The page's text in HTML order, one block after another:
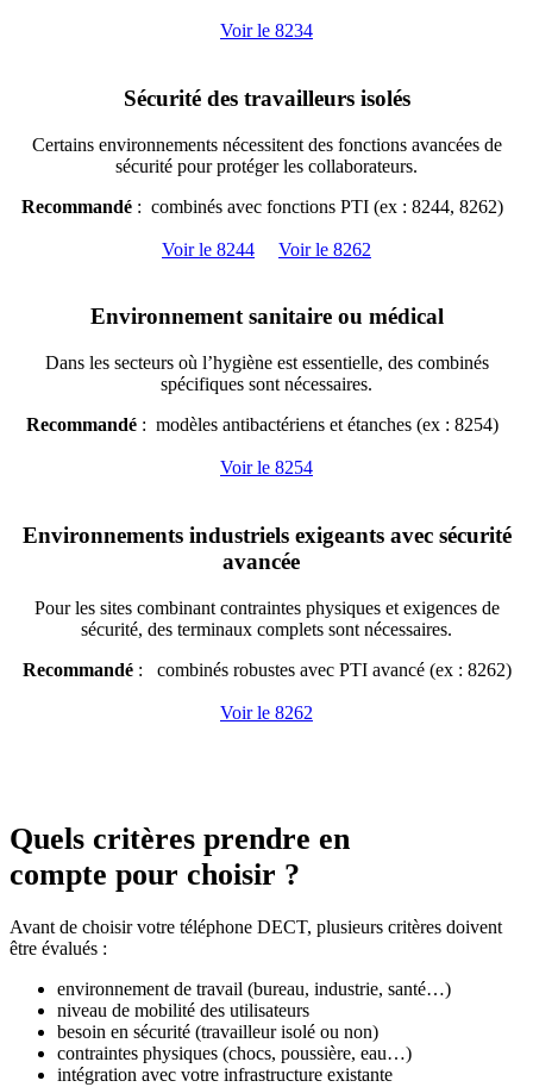
Voir le 8234
Sécurité des travailleurs isolés
Certains environnements nécessitent des fonctions avancées de
sécurité pour protéger les collaborateurs.
Recommandé: combinés avec fonctions PTI (ex : 8244, 8262)
Voir le 8244 Voir le 8262
Environnement sanitaire ou médical
Dans les secteurs où l’hygiène est essentielle, des combinés
spécifiques sont nécessaires.
Recommandé: modèles antibactériens et étanches (ex : 8254)
Voir le 8254
Environnements industriels exigeants avec sécurité
avancée
Pour les sites combinant contraintes physiques et exigences de
sécurité, des terminaux complets sont nécessaires.
Recommandé: combinés robustes avec PTI avancé (ex : 8262)
Voir le 8262
Quels critères prendre en
compte pour choisir ?
Avant de choisir votre téléphone DECT, plusieurs critères doivent
être évalués :
environnement de travail (bureau, industrie, santé…)
niveau de mobilité des utilisateurs
besoin en sécurité (travailleur isolé ou non)
contraintes physiques (chocs, poussière, eau…)
intégration avec votre infrastructure existante